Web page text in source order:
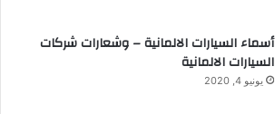
أسماء السيارات الالمانية – وشعارات شركات
السيارات الالمانية
يونيو 4, 2020